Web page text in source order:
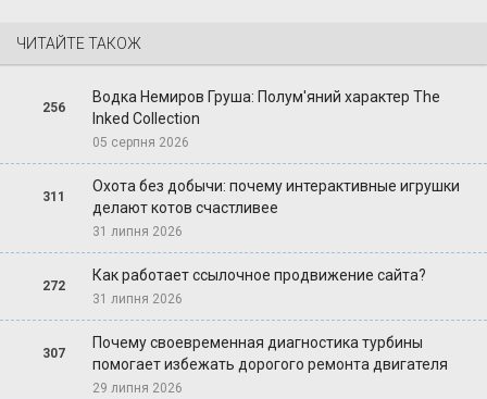
ЧИТАЙТЕ ТАКОЖ
256
Водка Немиров Груша: Полум'яний характер The
Inked Collection
05 серпня 2026
311
Охота без добычи: почему интерактивные игрушки
делают котов счастливее
31 липня 2026
272
Как работает ссылочное продвижение сайта?
31 липня 2026
307
Почему своевременная диагностика турбины
помогает избежать дорогого ремонта двигателя
29 липня 2026